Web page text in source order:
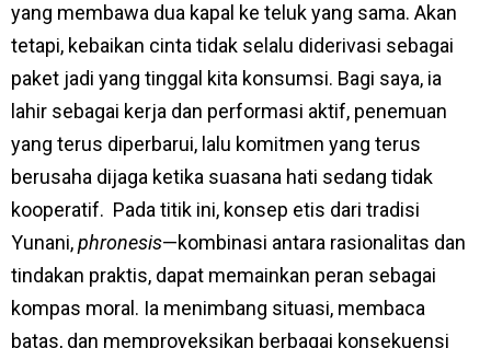
yang membawa dua kapal ke teluk yang sama. Akan
tetapi, kebaikan cinta tidak selalu diderivasi sebagai
paket jadi yang tinggal kita konsumsi. Bagi saya, ia
lahir sebagai kerja dan performasi aktif, penemuan
yang terus diperbarui, lalu komitmen yang terus
berusaha dijaga ketika suasana hati sedang tidak
kooperatif. Pada titik ini, konsep etis dari tradisi
Yunani,phronesis—kombinasi antara rasionalitas dan
tindakan praktis, dapat memainkan peran sebagai
kompas moral. Ia menimbang situasi, membaca
batas, dan memproyeksikan berbagai konsekuensi